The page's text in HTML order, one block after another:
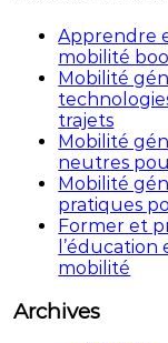
Apprendre
mobilité
Mobilité
trajets
Mobilité
neutres
Mobilité
pratiques
Former et
mobilité
Archives